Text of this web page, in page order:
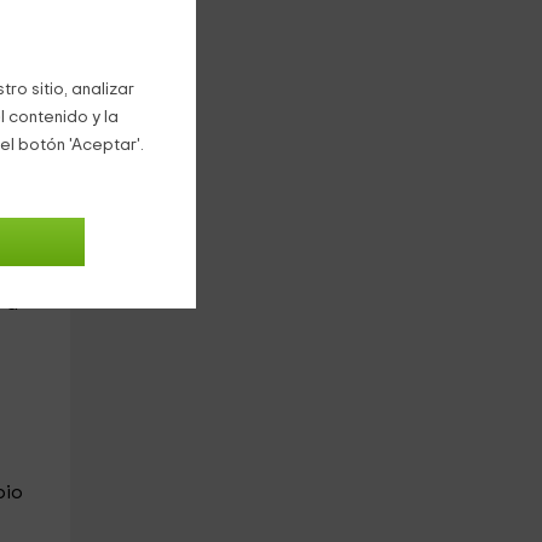
sitio, analizar
contenido y la
botón 'Aceptar'.
a